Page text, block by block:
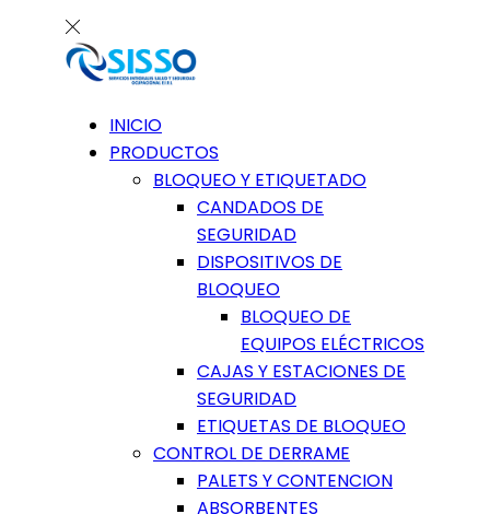
INICIO
PRODUCTOS
BLOQUEO Y ETIQUETADO
CANDADOS DE
SEGURIDAD
DISPOSITIVOS DE
BLOQUEO
BLOQUEO DE
EQUIPOS ELÉCTRICOS
CAJAS Y ESTACIONES DE
SEGURIDAD
ETIQUETAS DE BLOQUEO
CONTROL DE DERRAME
PALETS Y CONTENCION
ABSORBENTES